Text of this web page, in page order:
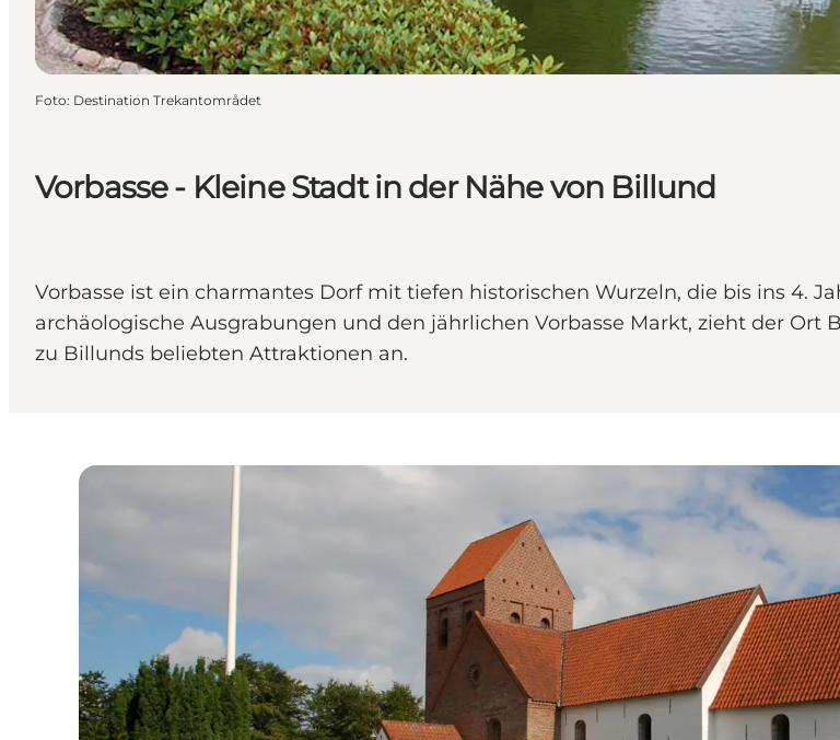
Vorbasse - Kleine Stadt in der Nähe von Billund
Vorbasse ist ein charmantes Dorf mit tiefen historischen Wurzeln, die bis ins 4.
archäologische Ausgrabungen und den jährlichen Vorbasse Markt, zieht der
zu Billunds beliebten Attraktionen an.
Foto: Destination Trekantområdet